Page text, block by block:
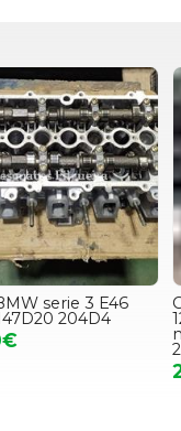
serie 3 E46
204D4